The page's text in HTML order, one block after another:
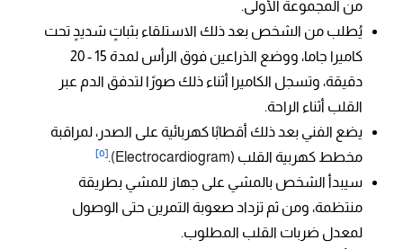
من المجموعة الأولى.
يُطلب من الشخص بعد ذلك الاستلقاء بثباتٍ شديدٍ تحت
كاميرا جاما، ووضع الذراعين فوق الرأس لمدة 15 - 20
دقيقة، وتسجل الكاميرا أثناء ذلك صورًا لتدفق الدم عبر
القلب أثناء الراحة.
يضع الفني بعد ذلك أقطابًا كهربائية على الصدر، لمراقبة
مخطط كهربية القلب (Electrocardiogram). [٥]
سيبدأ الشخص بالمشي على جهاز للمشي بطريقة
منتظمة، ومن ثم تزداد صعوبة التمرين حتى الوصول
لمعدل ضربات القلب المطلوب.